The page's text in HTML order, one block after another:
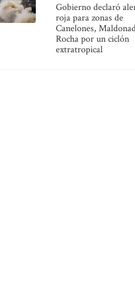
Gobierno declaró
roja para zonas de
Canelones,
Rocha por un ciclón
extratropical